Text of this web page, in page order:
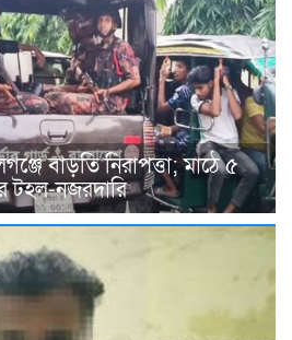
বাড়তি নিরাপত্তা; মাঠে ৫
টহল-নজরদারি